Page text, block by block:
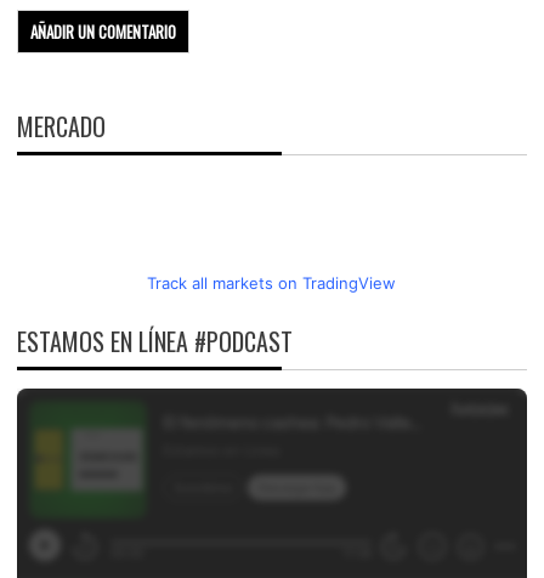
MERCADO
Track all markets on TradingView
ESTAMOS EN LÍNEA #PODCAST